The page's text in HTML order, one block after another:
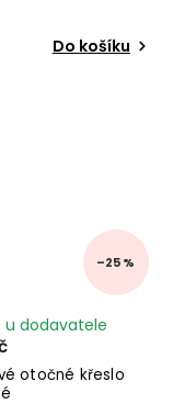
Do košíku
–25 %
otočné křeslo
u dodavatele